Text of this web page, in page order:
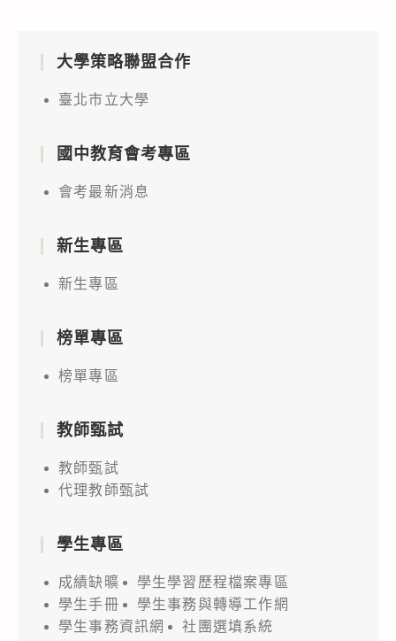
大學策略聯盟合作
臺北市立大學
國中教育會考專區
會考最新消息
新生專區
新生專區
榜單專區
榜單專區
教師甄試
教師甄試
代理教師甄試
學生專區
成績缺曠
學生學習歷程檔案專區
學生手冊
學生事務與轉導工作網
學生事務資訊網
社團選填系統